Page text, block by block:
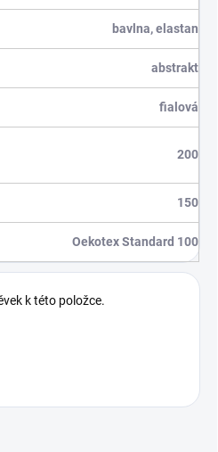
bavlna, elastan
abstrakt
fialová
200
150
Oekotex Standard 100
k této položce.